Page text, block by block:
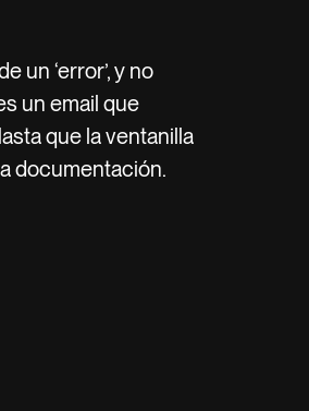
un ‘error’, y no
un email que
que la ventanilla
documentación.